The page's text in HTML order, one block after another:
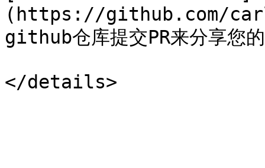
(https://github.com/
github仓库提交PR来分享您